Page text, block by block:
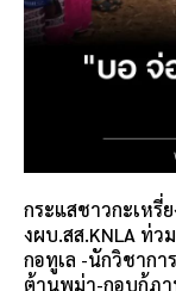
กระแสชาวกะเหรี่
งผบ.สส.KNLA ท่ว
กอทูเล -นักวิชากา
ต้านพม่า-กอบกู้ภา